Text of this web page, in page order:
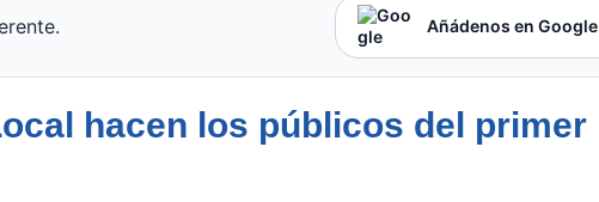
Añádenos en Google
hacen los públicos del primer